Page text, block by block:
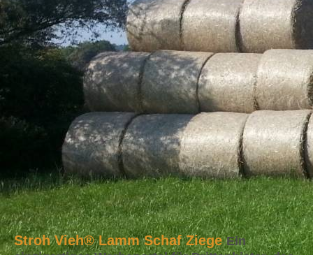
Stroh Vieh® Lamm Schaf Ziege Ein